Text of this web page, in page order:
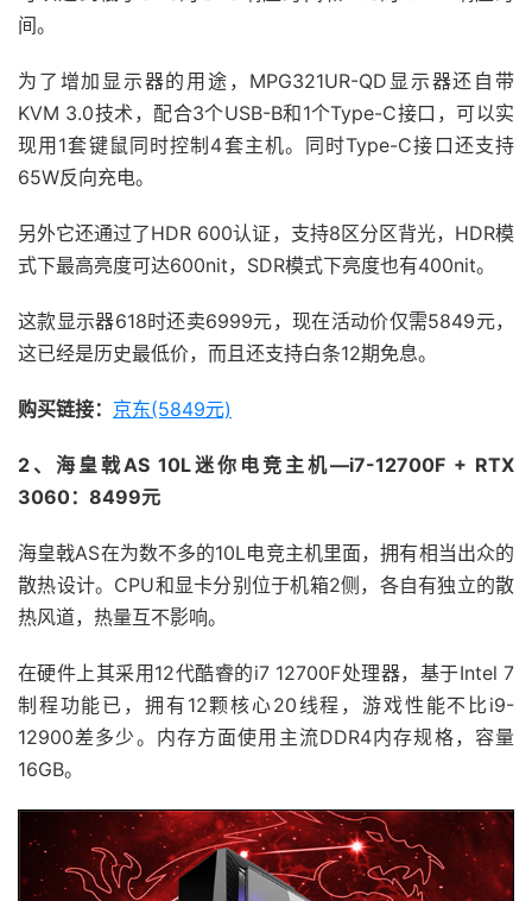
间。
为了增加显示器的用途，MPG321UR-QD显示器还自带
KVM 3.0技术，配合3个USB-B和1个Type-C接口，可以实
现用1套键鼠同时控制4套主机。同时Type-C接口还支持
65W反向充电。
另外它还通过了HDR 600认证，支持8区分区背光，HDR模
式下最高亮度可达600nit，SDR模式下亮度也有400nit。
这款显示器618时还卖6999元，现在活动价仅需5849元，
这已经是历史最低价，而且还支持白条12期免息。
购买链接： 京东(5849元)
2、海皇戟AS 10L迷你电竞主机—i7-12700F + RTX
3060：8499元
海皇戟AS在为数不多的10L电竞主机里面，拥有相当出众的
散热设计。CPU和显卡分别位于机箱2侧，各自有独立的散
热风道，热量互不影响。
在硬件上其采用12代酷睿的i7 12700F处理器，基于Intel 7
制程功能已，拥有12颗核心20线程，游戏性能不比i9-
12900差多少。内存方面使用主流DDR4内存规格，容量
16GB。